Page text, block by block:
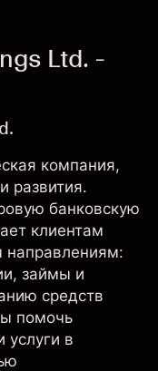
Ltd. -
компания,
развития.
банковскую
клиентам
направлениям:
займы и
средств
помочь
услуги в